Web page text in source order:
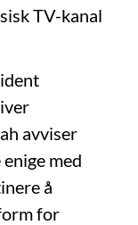
TV-kanal
avviser
med
å
for